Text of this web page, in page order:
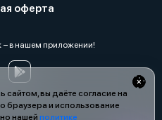
сайтом, вы даёте согласие на
браузера и использование
нашей политике
оферта
− в нашем приложении!